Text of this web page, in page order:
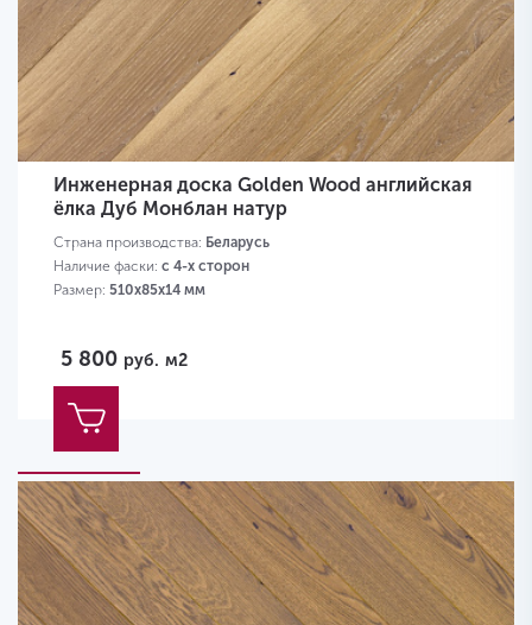
Инженерная доска Golden Wood английская
ёлка Дуб Монблан натур
Страна производства: Беларусь
Наличие фаски: с 4-х сторон
Размер: 510х85х14 мм
5 800 руб. м2